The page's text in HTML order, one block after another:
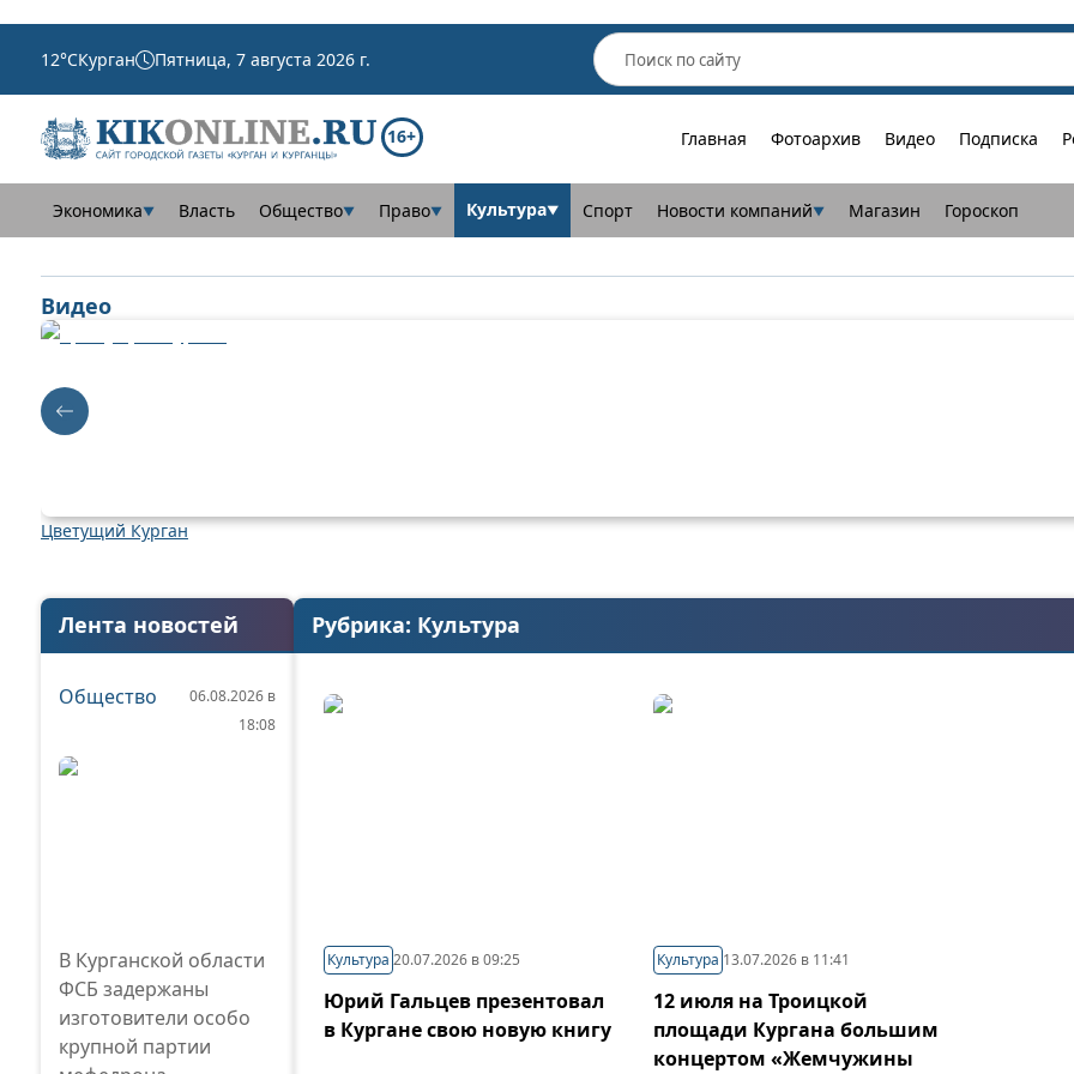
12°CКурган Пятница, 7 августа 2026 г.
16+ Главная Фотоархив Видео Подписка
Экономика▼ Власть Общество▼ Право▼ Культура▼ Спорт Новости компаний▼ Магазин Гороскоп
Видео
Цветущий Курган
Лента новостей
Общество
06.08.2026 в
18:08
В Курганской области
ФСБ задержаны
изготовители особо
крупной партии
Рубрика: Культура
Культура 20.07.2026 в 09:25
Юрий Гальцев презентовал
в Кургане свою новую книгу
Культура 13.07.2026 в 11:41
12 июля на Троицкой
площади Кургана большим
концертом «Жемчужины